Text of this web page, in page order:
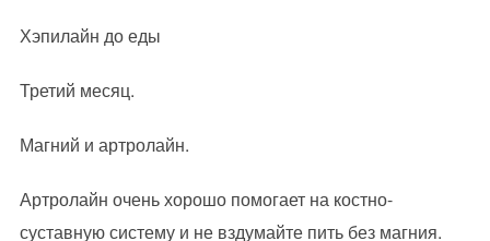
Хэпилайн до еды
Третий месяц.
Магний и артролайн.
Артролайн очень хорошо помогает на костно-
суставную систему и не вздумайте пить без магния.